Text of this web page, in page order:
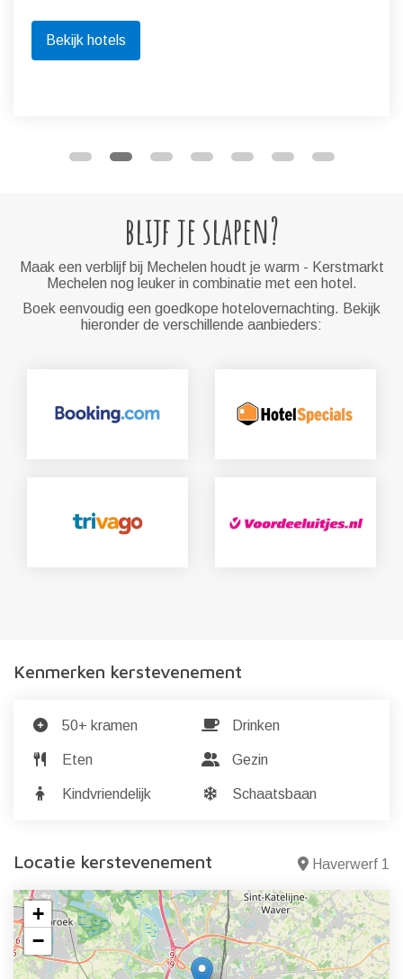
Bekijk hotels
blijf je slapen?
Maak een verblijf bij Mechelen houdt je warm - Kerstmarkt
Mechelen nog leuker in combinatie met een hotel.
Boek eenvoudig een goedkope hotelovernachting. Bekijk
hieronder de verschillende aanbieders:
Kenmerken kerstevenement
50+ kramen Drinken
Eten Gezin
Kindvriendelijk Schaatsbaan
Locatie kerstevenement Haverwerf 1
+
−